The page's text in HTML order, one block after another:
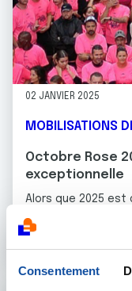
Consentement
02 JANVIER 2025
MOBILISATIONS
Octobre Rose
exceptionnelle
Alors que 2025
En savoir plus